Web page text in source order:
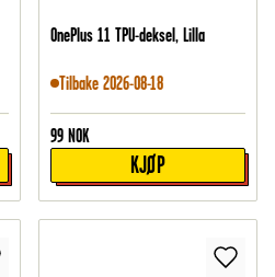
OnePlus 11 TPU-deksel, Lilla
Tilbake 2026-08-18
99 NOK
KJØP